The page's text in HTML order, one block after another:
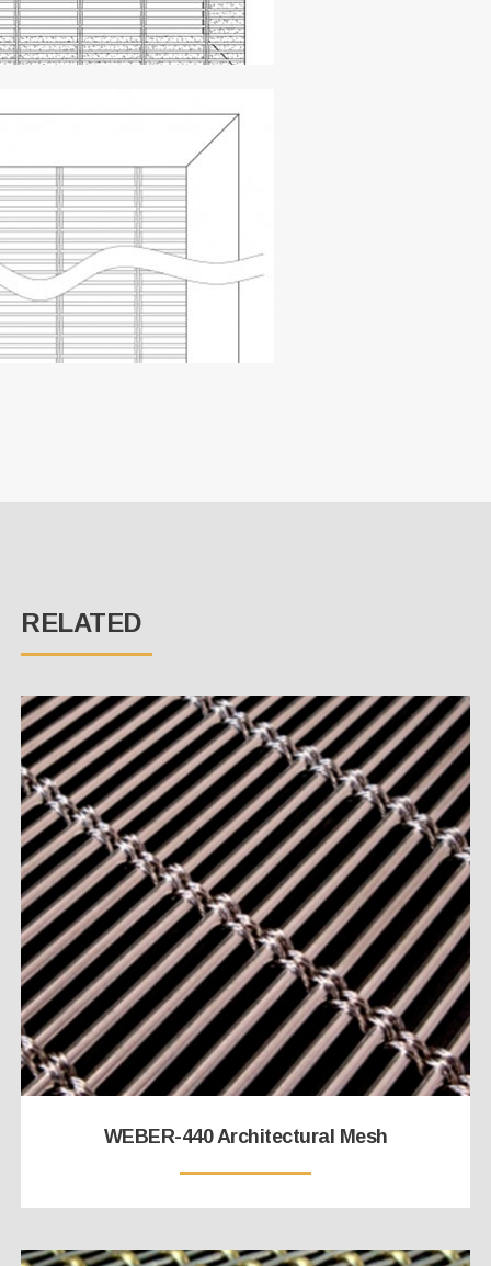
RELATED
WEBER-440 Architectural Mesh